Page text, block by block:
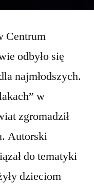
Centrum
odbyło się
najmłodszych.
w
zgromadził
Autorski
do tematyki
dzieciom